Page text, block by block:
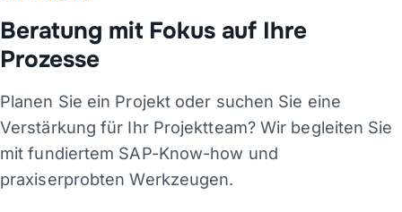
Beratung mit Fokus auf Ihre
Prozesse
Planen Sie ein Projekt oder suchen Sie eine
Verstärkung für Ihr Projektteam? Wir begleiten Sie
mit fundiertem SAP-Know-how und
praxiserprobten Werkzeugen.